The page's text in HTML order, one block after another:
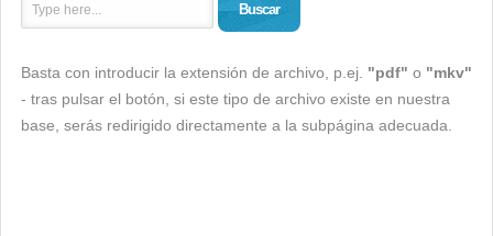
Buscar
Basta con introducir la extensión de archivo, p.ej. "pdf" o "mkv"
- tras pulsar el botón, si este tipo de archivo existe en nuestra
base, serás redirigido directamente a la subpágina adecuada.